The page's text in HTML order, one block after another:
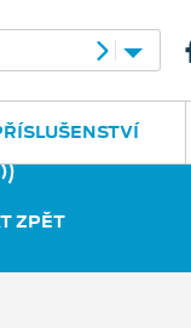
ZPĚT